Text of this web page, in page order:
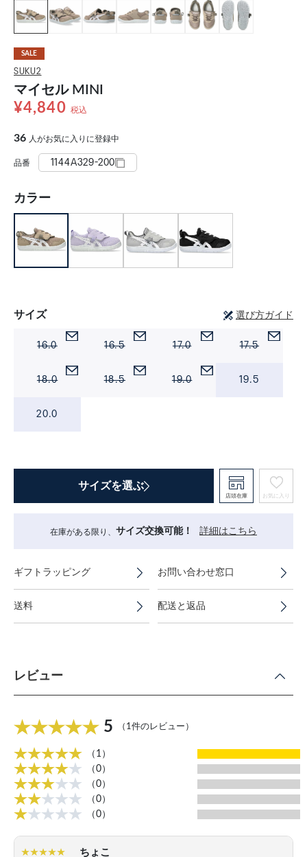
SALE
SUKU2
マイセル MINI
¥4,840 税込
36 人がお気に入りに登録中
品番 1144A329-200
カラー
サイズ 選び方ガイド
16.0 16.5 17.0 17.5
18.0 18.5 19.0 19.5
20.0
サイズを選ぶ
店頭在庫 お気に入り
在庫がある限り、 サイズ交換可能！ 詳細はこちら
ギフトラッピング お問い合わせ窓口
送料 配送と返品
レビュー
5 （1件のレビュー）
（1）
（0）
（0）
（0）
（0）
ちょこ